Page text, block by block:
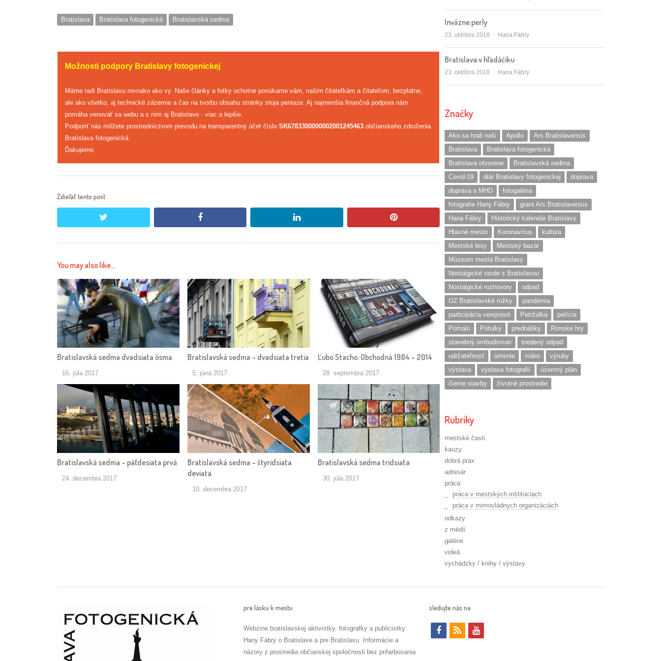
Bratislava Bratislava fotogenická Bratislavská sedma
Možnosti podpory Bratislavy fotogenickej
Máme radi Bratislavu rovnako ako vy. Naše články a fotky ochotne ponúkame vám, našim čitateľkám a čitateľom, bezplatne,
ale ako všetko, aj technické zázemie a čas na tvorbu obsahu stránky stoja peniaze. Aj najmenšia finančná podpora nám
pomáha venovať sa webu a s ním aj Bratislave - viac a lepšie.
Podporiť nás môžete prostredníctvom prevodu na transparentný účet číslo SK6783300000002001245463 občianskeho združenia
Bratislava fotogenická.
Ďakujeme.
Zdieľať tento post
twitter facebook linkedin pinterest
You may also like...
Bratislavská sedma dvadsiata ôsma
16. júla 2017
Bratislavská sedma – dvadsiata tretia
5. júna 2017
Ľubo Stacho: Obchodná 1984 – 2014
28. septembra 2017
Bratislavská sedma – päťdesiata prvá
24. decembra 2017
Bratislavská sedma – štyridsiata
deviata
10. decembra 2017
Bratislavská sedma tridsiata
30. júla 2017
Invázne perly
23. októbra 2018 Autor/ka
Hana Fábry
Bratislava v hľadáčiku
23. októbra 2018 Autor/ka
Hana Fábry
Značky
Ako sa hrali naši Apollo
Ars Bratislavensis
Bratislava
Bratislava fotogenická
Bratislava otvorene
Bratislavská sedma
Covid-19
diár Bratislavy fotogenickej
doprava
doprava a MHD
fotogaléria
fotografie Hany Fábry
grant Ars Bratislavensis
Hana Fábry
Historický kalendár Bratislavy
Hlavné mesto
Koronavírus
kultúra
Mestské lesy
Mestský bazár
Múzeum mesta Bratislavy
Nostalgické rande s Bratislavou
Nostalgické rozhovory
odpad
OZ Bratislavské rožky
pandémia
participácia verejnosti
Petržalka
petícia
Pomalo
Potulky prednášky
Rímske hry
stavebný ombudsman
triedený odpad
udržateľnosť
umenie video
výruby
výstava
výstava fotografií
územný plán
čierne stavby
životné prostredie
Rubriky
mestské časti
kauzy
dobrá prax
adresár
práca
práca v mestských inštitúciach
práca v mimovládnych organizáciách
odkazy
z médií
galérie
videá
vychádzky / knihy / výstavy
pre lásku k mestu
Webzine bratislavskej aktivistky, fotografky a publicistky
Hany Fábry o Bratislave a pre Bratislavu. Informácie a
názory z prostredia občianskej spoločnosti bez prifarbovania
sledujte nás na
f
r
y